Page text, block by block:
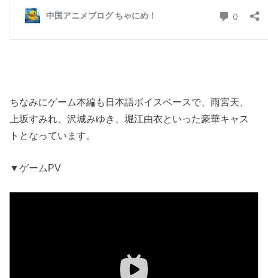
ちなみにゲーム本編も日本語ボイスベースで、雨宮天、
上坂すみれ、沢城みゆき、堀江由衣といった豪華キャス
トとなっています。
▼ゲームPV